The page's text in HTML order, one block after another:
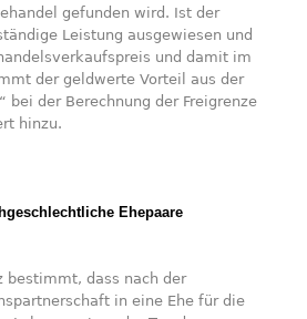
gefunden wird. Ist der
Leistung ausgewiesen und
und damit im
der geldwerte Vorteil aus der
bei der Berechnung der Freigrenze
hinzu.
Ehepaare
bestimmt, dass nach der
in eine Ehe für die